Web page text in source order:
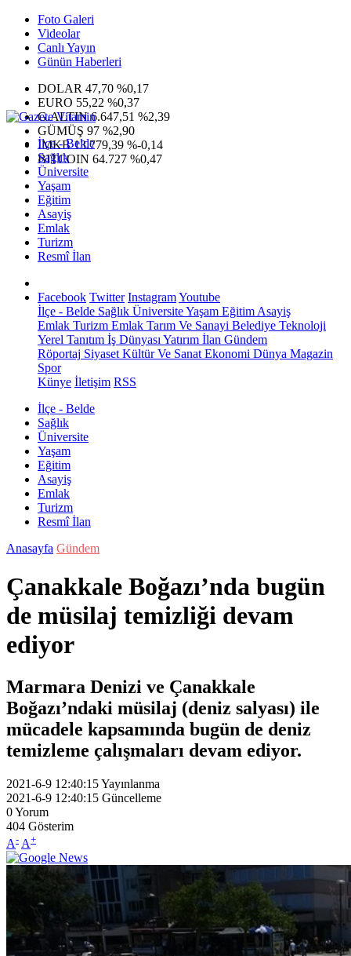
Foto Galeri
Videolar
Canlı Yayın
Günün Haberleri
DOLAR 47,70 %0,17
EURO 55,22 %0,37
G.ALTIN6.647,51 %2,39
GÜMÜŞ 97 %2,90
IMKB13.779,39 %-0,14
BITCOIN 64.727 %0,47
İlçe - Belde
Sağlık
Üniversite
Yaşam
Eğitim
Asayiş
Emlak
Turizm
Resmî İlan
Facebook Twitter InstagramYoutube
İlçe - Belde Sağlık ÜniversiteYaşam Eğitim Asayiş
Emlak Turizm Emlak Tarım Ve Sanayi Belediye Teknoloji
Yerel Tanıtım İş Dünyası Yatırım İlan Gündem
Röportaj Siyaset Kültür Ve Sanat Ekonomi Dünya Magazin
Spor
Künye İletişim RSS
İlçe - Belde
Sağlık
Üniversite
Yaşam
Eğitim
Asayiş
Emlak
Turizm
Resmî İlan
Anasayfa Gündem
Çanakkale Boğazı’nda bugün
de müsilaj temizliği devam
ediyor
Marmara Denizi ve Çanakkale
Boğazı’ndaki müsilaj (deniz salyası) ile
mücadele kapsamında bugün de deniz
temizleme çalışmaları devam ediyor.
2021-6-9 12:40:15Yayınlanma
2021-6-9 12:40:15 Güncelleme
0Yorum
404 Gösterim
A- A+